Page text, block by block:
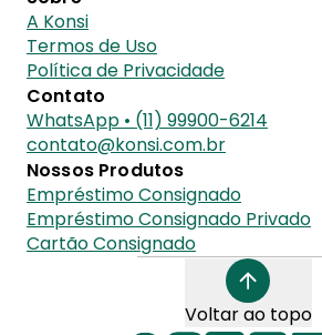
A Konsi
Termos de Uso
Política de Privacidade
Contato
WhatsApp • (11) 99900-6214
contato@konsi.com.br
Nossos Produtos
Empréstimo Consignado
Empréstimo Consignado Privado
Cartão Consignado
Voltar ao topo